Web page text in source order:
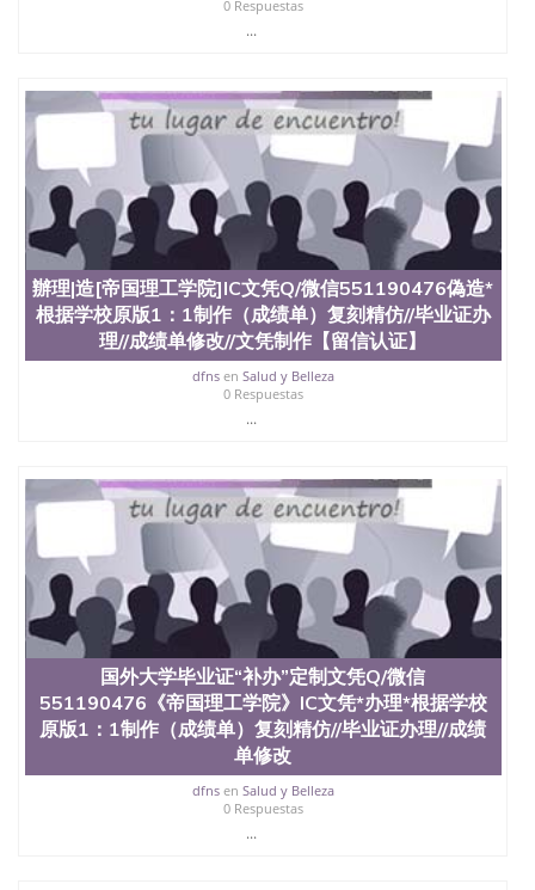
QQ微信551190476德国留学回国证明QQ微信
551190476爱尔兰留学回国证明QQ微信551190476国
吗QQ微信551190476买国外文凭质量QQ微信
551190476国外本科毕业证怎么办理QQ微信
551190476国外大学文凭真制作QQ微信551190476办
国外文凭可找工作QQ微信551190476国外大学有毕业
证QQ微信551190476办理国外毕业证价格QQ微信
551190476国外编号查询QQ微信551190476办理国外
文凭要交定金吗QQ微信551190476办国外可查文凭
QQ微信551190476网上购买真文凭可信吗QQ微信
551190476学士学位证书查询机构QQ微信551190476
国外资格证书办理QQ微信551190476如何办理学历认
证QQ微信551190476海外文凭认证办理QQ微信
551190476 圣何塞州立大学（San Jose State
University, 又译为“圣荷西州立大学”）成立于1857
年，简称SJSU，是加州历史悠久的大学之一，也是美
西地区的公立大学之一。位于圣何塞市San Jose中
心，占地154公顷。它是一所位于加利福尼亚州的著
教育质量，被《福克斯》杂志评选为全美50强公立综
合性大学，每年有来自世界各地的成百上千的海外学
生前往求学。 至今，这是一所在世界上享有学术地
位、声誉、实习机会和影响力的高等教育机构，并获
誉为美国本科教育质量的核心代表。其计算机系与会
计系更是在当今美国大学教学排名中表现优异。其毕
业生大多可以在其所处地域的世界硅谷中心得到工作
机会。许多硅谷公司甚至在学生大三和大四的学期提
供许多相应科系的实习机会。无论是加州大学系统
(UC)，还是加州州立大学系统(CSU), 圣何塞州立大学
都占据着加州所有大学中的地理位置。 圣何塞州立大
学座落于硅谷(Silicon Valley), 于附近的旧金山-圣何塞
地区为全美的重要科技中心。约有学生三万人，超过
134种学士学科和65个硕士学科，并有来自世界60余
国的学生来此就读。其有名的科系如计算机科学，电
子工程学，工商管理学，艺术设计，和航空学等，深
0 Respuestas
...
辦理|造[帝国理工学院]IC文凭Q/微信551190476偽造*
根据学校原版1：1制作（成绩单）复刻精仿//毕业证办
理//成绩单修改//文凭制作【留信认证】
dfnsen Salud y Belleza
0 Respuestas
...
国外大学毕业证“补办”定制文凭Q/微信
551190476《帝国理工学院》IC文凭*办理*根据学校
原版1：1制作（成绩单）复刻精仿//毕业证办理//成绩
单修改
dfnsen Salud y Belleza
0 Respuestas
...